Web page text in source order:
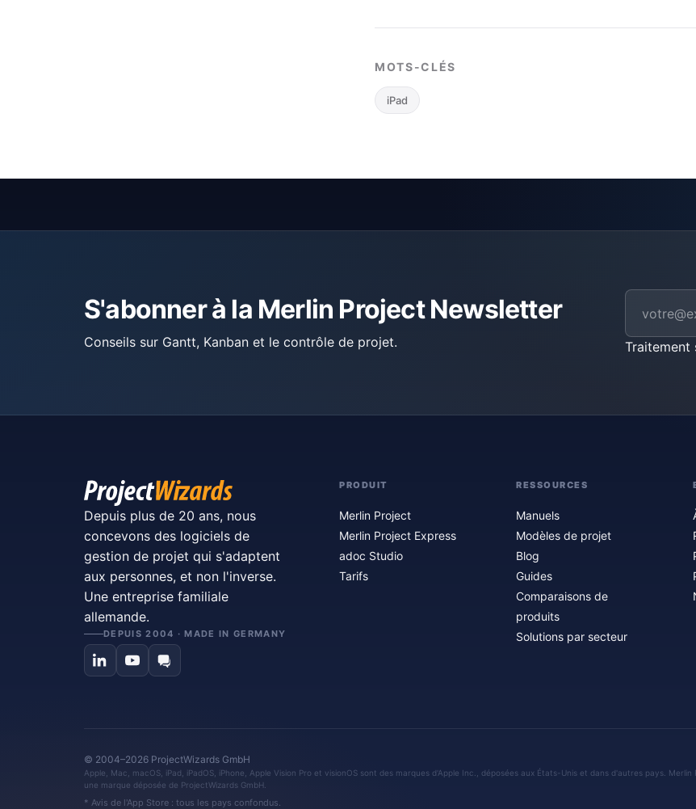
MOTS-CLÉS
iPad
S'abonner à la Merlin Project Newsletter
Conseils sur Gantt, Kanban et le contrôle de projet. Traitement
Depuis plus de 20 ans, nous
concevons des logiciels de
gestion de projet qui s'adaptent
aux personnes, et non l'inverse.
Une entreprise familiale
allemande.
DEPUIS 2004 · MADE IN GERMANY
PRODUIT
Merlin Project
Merlin Project Express
adoc Studio
Tarifs
RESSOURCES
Manuels
Modèles de projet
Blog
Guides
Comparaisons de
produits
Solutions par secteur
© 2004–2026 ProjectWizards GmbH
Apple, Mac, macOS, iPad, iPadOS, iPhone, Apple Vision Pro et visionOS sont des marques d'Apple Inc., déposées aux États-Unis et dans d'autres pays. Merlin
une marque déposée de ProjectWizards GmbH.
* Avis de l'App Store : tous les pays confondus.